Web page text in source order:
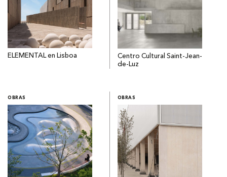
ELEMENTAL en Lisboa
Centro Cultural Saint-Jean-
de-Luz
OBRAS OBRAS